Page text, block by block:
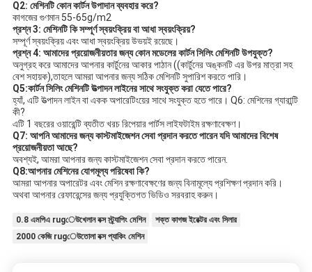
Q2: মেশিনটি কোন কার্টন উপাদান ব্যবহার করে?
কাগজের গুণমান 55-65g/m2
প্রশ্ন 3: মেশিনটি কি সম্পূর্ণ স্বয়ংক্রিয় বা আধা স্বয়ংক্রিয়?
সম্পূর্ণ স্বয়ংক্রিয় এবং আধা স্বয়ংক্রিয় উভয়ই রয়েছে।
প্রশ্ন 4: আমাদের প্রয়োজনীয়তার জন্য কোন মডেলের কার্টন সিলিং মেশিনটি উপযুক্ত?
অনুগ্রহ করে আমাদের আপনার কার্টুনের আকার পাঠান ((কার্টুনের অঙ্কনটি এর উপর মাত্রা সহ
বেশ সহায়ক),তাহলে আমরা আপনার জন্য সঠিক মেশিনটি সুপারিশ করতে পারি।
Q5:কার্টন সিলিং মেশিনটি উত্পাদন লাইনের সাথে সংযুক্ত করা যেতে পারে?
হ্যাঁ, এটি উত্পাদন লাইন বা একক অপারেটিংয়ের সাথে সংযুক্ত হতে পারে। Q6: মেশিনের গ্যারান্টি
কী?
এটি 1 বছরের ওয়ারেন্টি ব্যতীত খরচ রিপেয়ার পার্টস লাইফটাইম রক্ষণাবেক্ষণ।
Q7: আপনি আমাদের জন্য কাস্টমাইজেশন সেবা প্রদান করতে পারেন যদি আমাদের বিশেষ
প্রয়োজনীয়তা আছে?
অবশ্যই, আমরা আপনার জন্য কাস্টমাইজেশন সেবা প্রদান করতে পারেন.
Q8:আপনার মেশিনের যোগমূল্য পরিষেবা কি?
আমরা আপনার অপারেটর এবং মেশিন রক্ষণাবেক্ষণের জন্য বিনামূল্যে প্রশিক্ষণ প্রদান করি।
অথবা আপনার রেফারেন্সের জন্য প্রযুক্তিগত ভিডিও সরবরাহ করুন।
0.8 এমপিএ rugেউখেলান বক্স স্ট্র্যাপিং মেশিন
শক্ত কাগজ ইরেক্টর এবং সিলার
2000 কেজি rugেউতোলা বক্স প্যাকিং মেশিন